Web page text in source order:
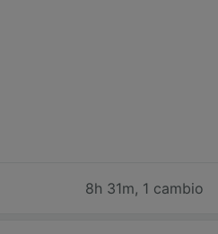
8h 31m, 1 cambio